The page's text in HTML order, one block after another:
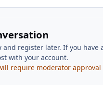
and register later. If you have
with your account.
require moderator